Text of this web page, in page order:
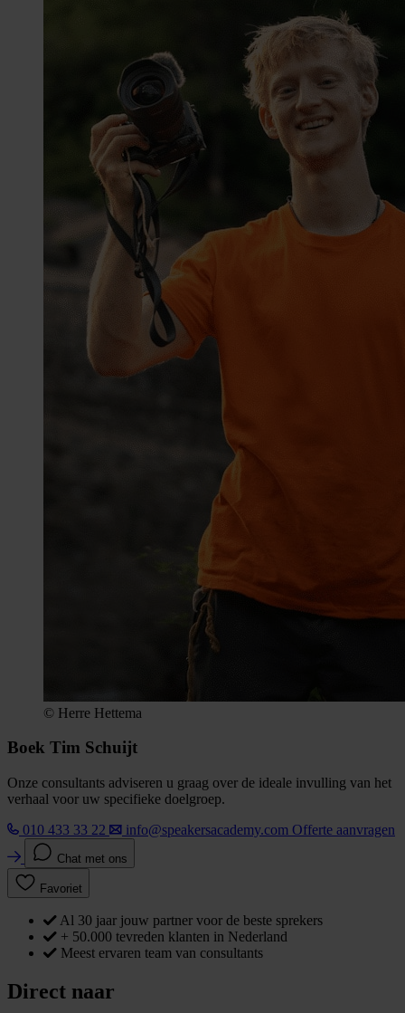
© Herre Hettema
Boek Tim Schuijt
Onze consultants adviseren u graag over de ideale invulling van het
verhaal voor uw specifieke doelgroep.
010 433 33 22
info@speakersacademy.com Offerte aanvragen
Chat met ons
Favoriet
Al 30 jaar jouw partner voor de beste sprekers
+ 50.000 tevreden klanten in Nederland
Meest ervaren team van consultants
Direct naar